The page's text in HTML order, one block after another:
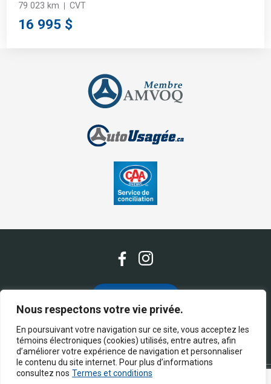
Nous respectons votre vie privée.
En poursuivant votre navigation sur ce site, vous acceptez les
témoins électroniques (cookies) utilisés, entre autres, afin
d’améliorer votre expérience de navigation et personnaliser
le contenu du site internet. Pour plus d’informations
consultez nos Termes et conditions
79 023 km CVT
16 995 $
(514) 709-7397
Termes et conditions| © Tous droits réservés 2026